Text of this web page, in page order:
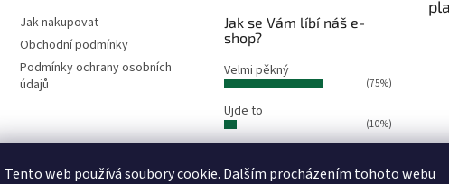
Tento web používá soubory cookie. Dalším procházením tohoto webu
Jak nakupovat
Obchodní podmínky
Podmínky ochrany osobních
údajů
Jak se Vám líbí náš e-
shop?
Velmi pěkný
(75%)
Ujde to
(10%)